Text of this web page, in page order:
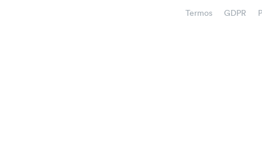
Termos GDPR